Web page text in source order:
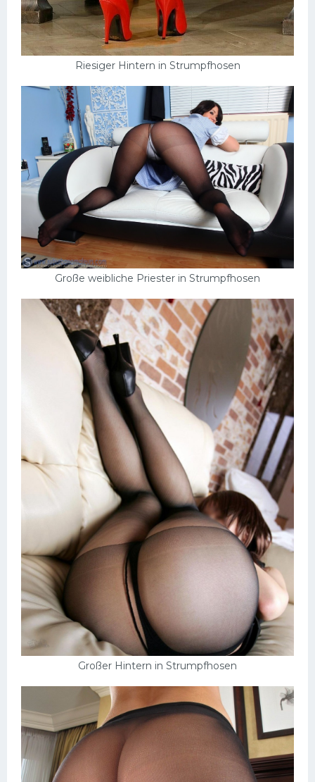
Riesiger Hintern in Strumpfhosen
Große weibliche Priester in Strumpfhosen
Großer Hintern in Strumpfhosen